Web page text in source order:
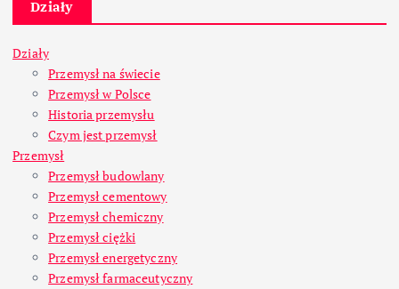
Działy
Działy
Przemysł na świecie
Przemysł w Polsce
Historia przemysłu
Czym jest przemysł
Przemysł
Przemysł budowlany
Przemysł cementowy
Przemysł chemiczny
Przemysł ciężki
Przemysł energetyczny
Przemysł farmaceutyczny